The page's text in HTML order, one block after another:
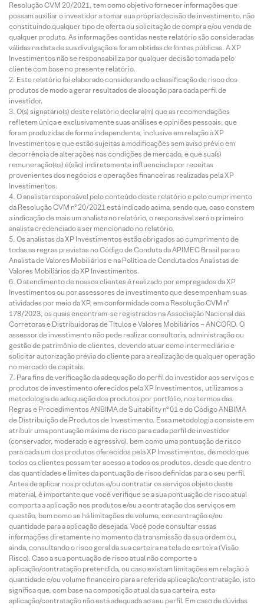
Resolução CVM 20/2021, tem como objetivo fornecer informações que
possam auxiliar o investidor a tomar sua própria decisão de investimento, não
constituindo qualquer tipo de oferta ou solicitação de compra e/ou venda de
qualquer produto. As informações contidas neste relatório são consideradas
válidas na data de sua divulgação e foram obtidas de fontes públicas. A XP
Investimentos não se responsabiliza por qualquer decisão tomada pelo
cliente com base no presente relatório.
Este relatório foi elaborado considerando a classificação de risco dos
produtos de modo a gerar resultados de alocação para cada perfil de
investidor.
O(s) signatário(s) deste relatório declara(m) que as recomendações
refletem única e exclusivamente suas análises e opiniões pessoais, que
foram produzidas de forma independente, inclusive em relação à XP
Investimentos e que estão sujeitas a modificações sem aviso prévio em
decorrência de alterações nas condições de mercado, e que sua(s)
remuneração(es) é(são) indiretamente influenciada por receitas
provenientes dos negócios e operações financeiras realizadas pela XP
Investimentos.
O analista responsável pelo conteúdo deste relatório e pelo cumprimento
da Resolução CVM nº 20/2021 está indicado acima, sendo que, caso constem
a indicação de mais um analista no relatório, o responsável será o primeiro
analista credenciado a ser mencionado no relatório.
Os analistas da XP Investimentos estão obrigados ao cumprimento de
todas as regras previstas no Código de Conduta da APIMEC Brasil para o
Analista de Valores Mobiliários e na Política de Conduta dos Analistas de
Valores Mobiliários da XP Investimentos.
O atendimento de nossos clientes é realizado por empregados da XP
Investimentos ou por assessores de investimento que desempenham suas
atividades por meio da XP, em conformidade com a Resolução CVM nº
178/2023, os quais encontram-se registrados na Associação Nacional das
Corretoras e Distribuidoras de Títulos e Valores Mobiliários – ANCORD. O
assessor de investimento não pode realizar consultoria, administração ou
gestão de patrimônio de clientes, devendo atuar como intermediário e
solicitar autorização prévia do cliente para a realização de qualquer operação
no mercado de capitais.
Para fins de verificação da adequação do perfil do investidor aos serviços e
produtos de investimento oferecidos pela XP Investimentos, utilizamos a
metodologia de adequação dos produtos por portfólio, nos termos das
Regras e Procedimentos ANBIMA de Suitability nº 01 e do Código ANBIMA
de Distribuição de Produtos de Investimento. Essa metodologia consiste em
atribuir uma pontuação máxima de risco para cada perfil de investidor
(conservador, moderado e agressivo), bem como uma pontuação de risco
para cada um dos produtos oferecidos pela XP Investimentos, de modo que
todos os clientes possam ter acesso a todos os produtos, desde que dentro
das quantidades e limites da pontuação de risco definidas para o seu perfil.
Antes de aplicar nos produtos e/ou contratar os serviços objeto deste
material, é importante que você verifique se a sua pontuação de risco atual
comporta a aplicação nos produtos e/ou a contratação dos serviços em
questão, bem como se há limitações de volume, concentração e/ou
quantidade para a aplicação desejada. Você pode consultar essas
informações diretamente no momento da transmissão da sua ordem ou,
ainda, consultando o risco geral da sua carteira na tela de carteira (Visão
Risco). Caso a sua pontuação de risco atual não comporte a
aplicação/contratação pretendida, ou caso existam limitações em relação à
quantidade e/ou volume financeiro para a referida aplicação/contratação, isto
significa que, com base na composição atual da sua carteira, esta
aplicação/contratação não está adequada ao seu perfil. Em caso de dúvidas